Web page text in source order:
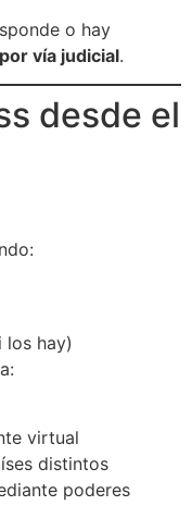
o hay
por vía judicial.
desde el
los hay)
virtual
distintos
poderes